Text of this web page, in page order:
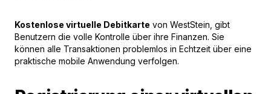
Kostenlose virtuelle Debitkarte von WestStein, gibt
Benutzern die volle Kontrolle über ihre Finanzen. Sie
können alle Transaktionen problemlos in Echtzeit über eine
praktische mobile Anwendung verfolgen.